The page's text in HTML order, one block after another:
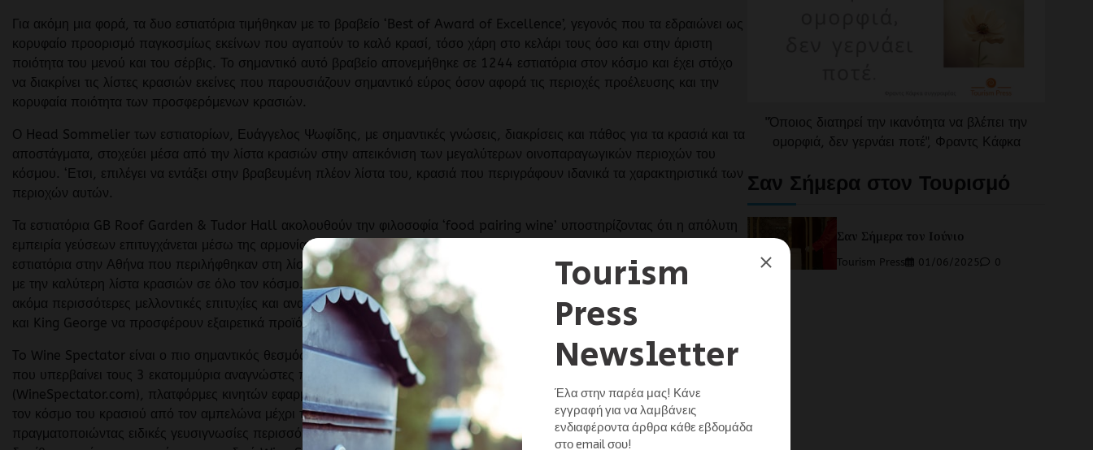
Για ακόμη μια φορά, τα δυο εστιατόρια τιμήθηκαν με το βραβείο ‘Best of Award of Excellence’, γεγονός που τα εδραιώνει ως
κορυφαίο προορισμό παγκοσμίως εκείνων που αγαπούν το καλό κρασί, τόσο χάρη στο κελάρι τους όσο και στην άριστη
ποιότητα του μενού και του σέρβις. Το σημαντικό αυτό βραβείο απονεμήθηκε σε 1244 εστιατόρια στον κόσμο και έχει στόχο
να διακρίνει τις λίστες κρασιών εκείνες που παρουσιάζουν σημαντικό εύρος όσον αφορά τις περιοχές προέλευσης και την
κορυφαία ποιότητα των προσφερόμενων κρασιών.
Ο Head Sommelier των εστιατορίων, Ευάγγελος Ψωφίδης, με σημαντικές γνώσεις, διακρίσεις και πάθος για τα κρασιά και τα
αποστάγματα, στοχεύει μέσα από την λίστα κρασιών στην απεικόνιση των μεγαλύτερων οινοπαραγωγικών περιοχών του
κόσμου. ‘Ετσι, επιλέγει να εντάξει στην βραβευμένη πλέον λίστα του, κρασιά που περιγράφουν ιδανικά τα χαρακτηριστικά των
περιοχών αυτών.
Τα εστιατόρια GB Roof Garden & Tudor Hall ακολουθούν την φιλοσοφία ‘food pairing wine’ υποστηρίζοντας ότι η απόλυτη
εμπειρία γεύσεων επιτυγχάνεται μέσω της αρμονίας του καλού φαγητού με το ποιοτικό κρασί. Αποτελούν τα μοναδικά
εστιατόρια στην Αθήνα που περιλήφθηκαν στη λίστα του περιοδικού ‘Wine Spectator’ και βρίσκονται ανάμεσα στα εστιατόρια
με την καλύτερη λίστα κρασιών σε όλο τον κόσμο. Αυτή η τιμητική διάκριση του εστιατορίου αποτελεί πηγή έμπνευσης για
ακόμα περισσότερες μελλοντικές επιτυχίες και αναγνώριση της αδιάκοπης προσπάθειας των Ξενοδοχείων Μεγάλη Βρεταννία
και King George να προσφέρουν εξαιρετικά προϊόντα και υπηρεσίες στους επισκέπτες τους.
To Wine Spectator είναι ο πιο σημαντικός θεσμός γύρω από το κρασί. Εκτός από το Wine Spectator magazine, έκδοση
που υπερβαίνει τους 3 εκατομμύρια αναγνώστες παγκοσμίως, περιλαμβάνει επίσης τον πιο ολοκληρωμένο ιστότοπο
(WineSpectator.com), πλατφόρμες κινητών εφαρμογών και μια σειρά θεματικών εκδηλώσεων. Το Wine Spectator εξετάζει
τον κόσμο του κρασιού από τον αμπελώνα μέχρι το τραπέζι, εξερευνώντας τον ρόλο του στη σύγχρονη εποχή και
πραγματοποιώντας ειδικές γευσιγνωσίες περισσότερων από 18.000 κρασιών ετησίως. Ο πλήρης κατάλογος των νικητών
"Όποιος διατηρεί την ικανότητα να βλέπει την
ομορφιά, δεν γερνάει ποτέ", Φραντς Κάφκα
Σαν Σήμερα στον Τουρισμό
Σαν Σήμερα τον Ιούνιο
Tourism Press 01/06/2025 0